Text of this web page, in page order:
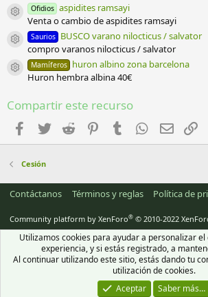
Icono del recurso
Ofidios aspidites ramsayi
Venta o cambio de aspidites ramsayi
Icono del recurso
Saurios BUSCO varano nilocticus / salvator
compro varanos nilocticus / salvator
Icono del recurso
Mamíferos huron albino zona barcelona
Huron hembra albina 40€
Compartir este recurso
Facebook
Twitter Reddit PinterestTumblr WhatsApp
Email
Cesión
Contáctanos Términos y reglas Política de
Community platform by XenForo® © 2010-2022
Utilizamos cookies para ayudar a personalizar
experiencia, y si estás registrado, a
Al continuar utilizando este sitio, estás dando tu
utilización de cookies.
Aceptar
Saber más…